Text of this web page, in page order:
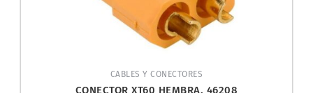
CABLES Y CONECTORES
CONECTOR XT60 HEMBRA. 46208